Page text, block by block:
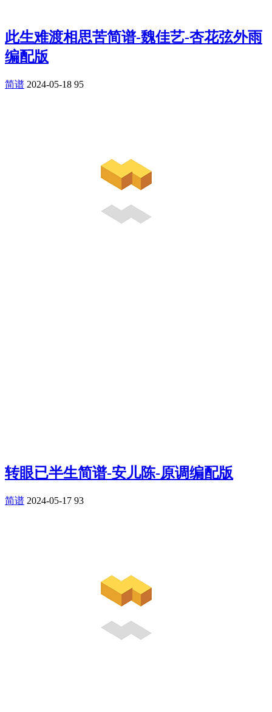
此生难渡相思苦简谱-魏佳艺-杏花弦外雨
编配版
简谱 2024-05-18 95
转眼已半生简谱-安儿陈-原调编配版
简谱 2024-05-17 93